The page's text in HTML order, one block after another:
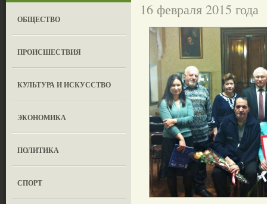
ОБЩЕСТВО
ПРОИСШЕСТВИЯ
КУЛЬТУРА И ИСКУССТВО
ЭКОНОМИКА
ПОЛИТИКА
СПОРТ
16 февраля 2015 года